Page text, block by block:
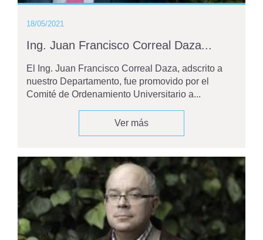
18/05/2021
Ing. Juan Francisco Correal Daza...
El Ing. Juan Francisco Correal Daza, adscrito a
nuestro Departamento, fue promovido por el
Comité de Ordenamiento Universitario a...
Ver más